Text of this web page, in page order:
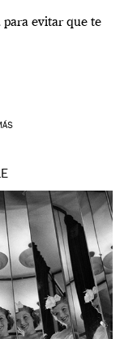
para evitar que te